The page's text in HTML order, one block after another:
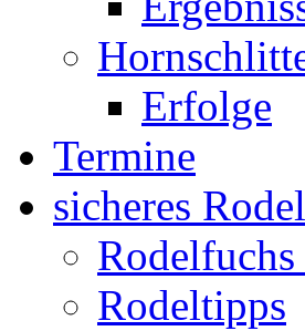
Erfolge
Termine
sicheres
Rodeltipps